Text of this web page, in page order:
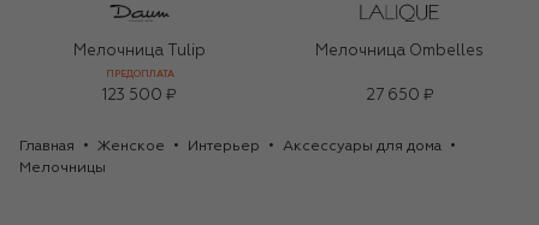
Мелочница Tulip
ПРЕДОПЛАТА
123 500 ₽
Мелочница Ombelles
27 650 ₽
Главная Женское Интерьер
Аксессуары для дома
Мелочницы